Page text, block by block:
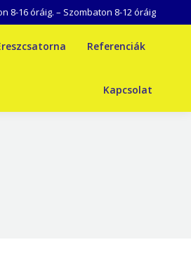
8-16 óráig. – Szombaton 8-12 óráig
Referenciák
Kapcsolat